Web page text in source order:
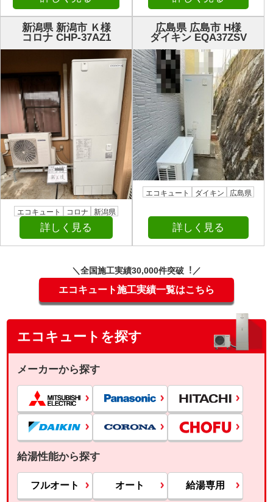
新潟県 新潟市 Ｋ様
コロナ CHP-37AZ1
エコキュート コロナ 新潟県
詳しく見る
広島県 広島市 H様
ダイキン EQA37ZSV
エコキュート ダイキン 広島県
詳しく見る
＼全国施⼯実績30,000件突破︕／
エコキュート施工実績一覧はこちら
エコキュートを探す
メーカーから探す
給湯性能から探す
フルオート オート 給湯専用